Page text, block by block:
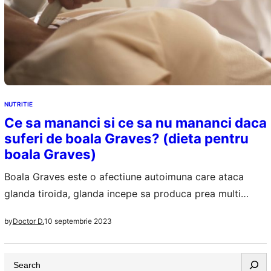
NUTRITIE
Ce sa mananci si ce sa nu mananci daca
suferi de boala Graves? (dieta pentru
boala Graves)
Boala Graves este o afectiune autoimuna care ataca
glanda tiroida, glanda incepe sa produca prea multi
Hormonii tiroidieni au rol important in mentinerea
temperaturii corporale in limite normale, in controlul
ritmului cardiac si in metabolism. Ca urmare a
byDoctor D.10 septembrie 2023